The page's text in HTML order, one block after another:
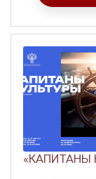
«КАПИТАНЫ